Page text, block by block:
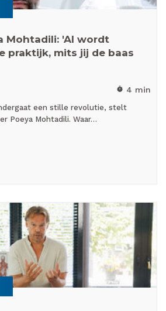
Mohtadili: 'AI wordt
praktijk, mits jij de baas
timer 4 min
een stille revolutie, stelt
Poeya Mohtadili. Waar…